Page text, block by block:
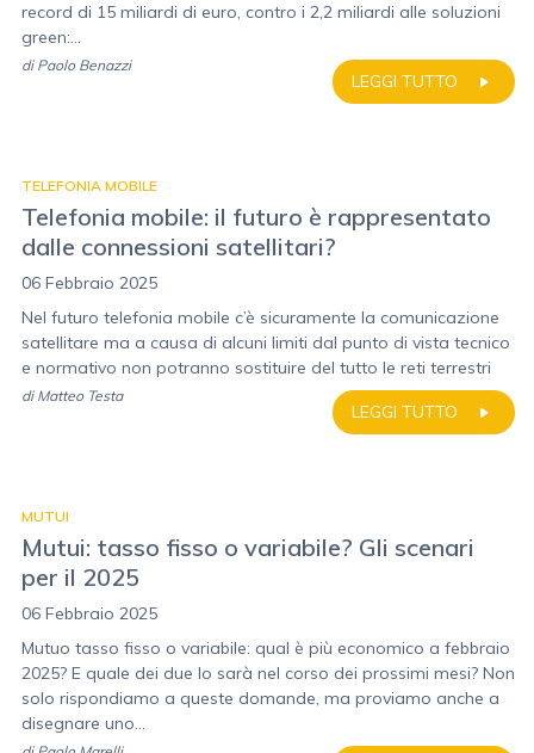
record di 15 miliardi di euro, contro i 2,2 miliardi alle soluzioni
green:...
LEGGI TUTTO
di Paolo Benazzi
TELEFONIA MOBILE
Telefonia mobile: il futuro è rappresentato
dalle connessioni satellitari?
06 Febbraio 2025
Nel futuro telefonia mobile c’è sicuramente la comunicazione
satellitare ma a causa di alcuni limiti dal punto di vista tecnico
e normativo non potranno sostituire del tutto le reti terrestri
LEGGI TUTTO
di Matteo Testa
MUTUI
Mutui: tasso fisso o variabile? Gli scenari
per il 2025
06 Febbraio 2025
Mutuo tasso fisso o variabile: qual è più economico a febbraio
2025? E quale dei due lo sarà nel corso dei prossimi mesi? Non
solo rispondiamo a queste domande, ma proviamo anche a
disegnare uno...